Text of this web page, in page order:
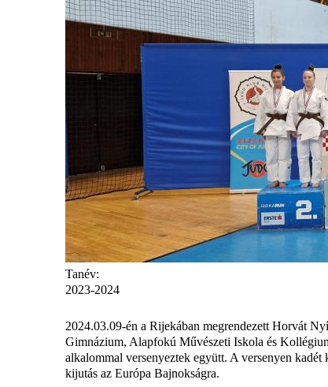
Tanév:
2023-2024
2024.03.09-én a Rijekában megrendezett Horvát
Gimnázium, Alapfokú Művészeti Iskola és
alkalommal versenyeztek együtt. A versenyen
kijutás az Európa Bajnokságra.